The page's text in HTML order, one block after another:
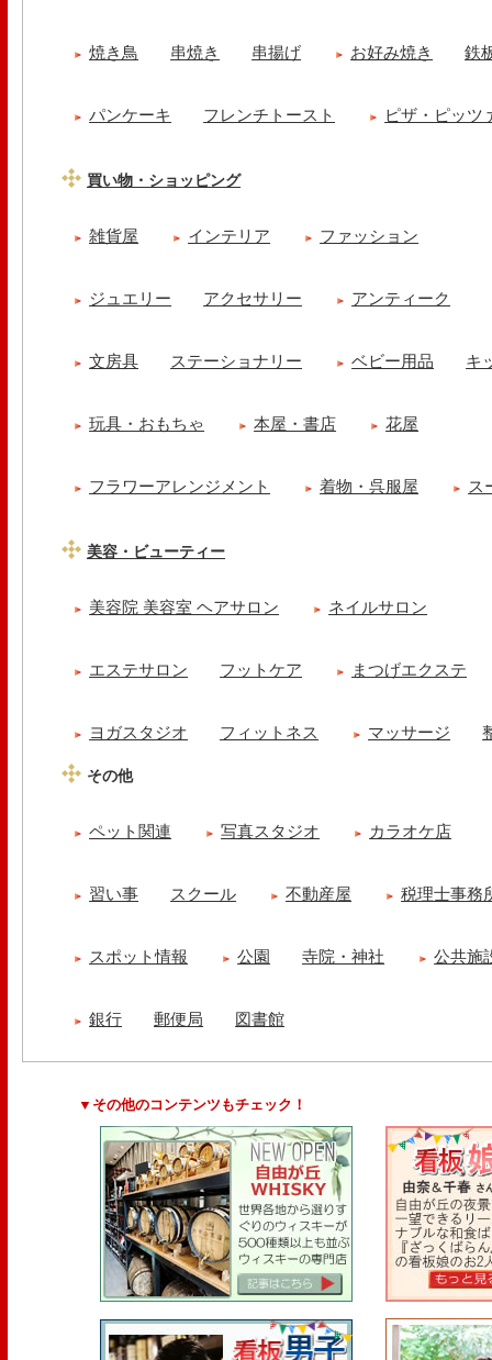
焼き鳥 串焼き 串揚げ お好み焼き 鉄
パンケーキ フレンチトースト ピザ・ピッツ
買い物・ショッピング
雑貨屋 インテリア ファッション
ジュエリー アクセサリー アンティーク
文房具 ステーショナリー ベビー用品 キ
玩具・おもちゃ 本屋・書店 花屋
フラワーアレンジメント 着物・呉服屋 ス
美容・ビューティー
美容院 美容室 ヘアサロン ネイルサロン
エステサロン フットケア まつげエクステ
ヨガスタジオ フィットネス マッサージ
その他
ペット関連 写真スタジオ カラオケ店
習い事 スクール 不動産屋 税理士事務
スポット情報 公園 寺院・神社 公共施
銀行 郵便局 図書館
▼その他のコンテンツもチェック！